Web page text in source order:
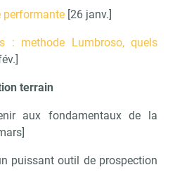
performante [26 janv.]
: methode Lumbroso, quels
terrain
aux fondamentaux de la
puissant outil de prospection